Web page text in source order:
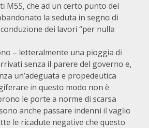
M5S, che ad un certo punto dei
la seduta in segno di
dei lavori “per nulla
– letteralmente una pioggia di
senza il parere del governo e,
un’adeguata e propedeutica
in questo modo non è
le porte a norme di scarsa
anche passare indenni il vaglio
le ricadute negative che questo